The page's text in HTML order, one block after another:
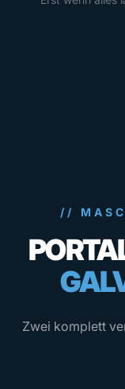
//
Zwei komplett